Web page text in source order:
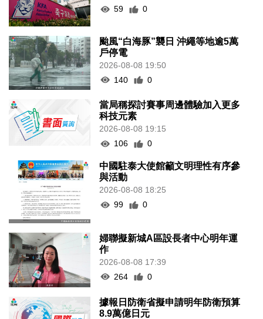
59
0
颱風“白海豚”襲日 沖繩等地逾5萬
戶停電
2026-08-08 19:50
140
0
當局稱探討賽事周邊體驗加入更多
科技元素
2026-08-08 19:15
106
0
中國駐泰大使館籲文明理性有序參
與活動
2026-08-08 18:25
99
0
婦聯擬新城A區設長者中心明年運
作
2026-08-08 17:39
264
0
據報日防衛省擬申請明年防衛預算
8.9萬億日元